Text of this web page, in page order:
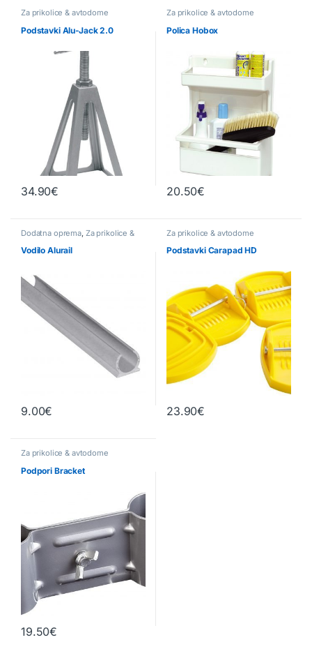
Za prikolice & avtodome
Podstavki Alu-Jack 2.0
34.90€
Za prikolice & avtodome
Polica Hobox
20.50€
Dodatna oprema, Za prikolice &
Vodilo Alurail
9.00€
Za prikolice & avtodome
Podstavki Carapad HD
23.90€
Za prikolice & avtodome
Podpori Bracket
19.50€